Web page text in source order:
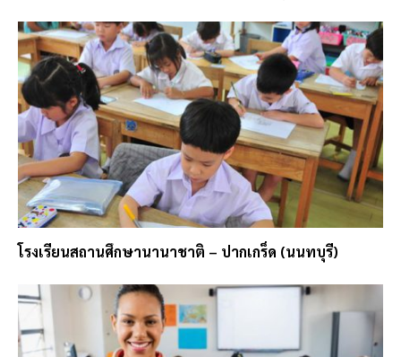
โรงเรียนสถานศึกษานานาชาติ – ปากเกร็ด (นนทบุรี)